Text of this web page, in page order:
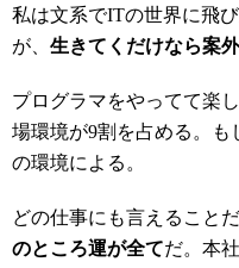
私は文系でITの世界に飛
が、 生きてくだけなら案
プログラマをやってて楽
場環境が9割を占める。
の環境による。
どの仕事にも言えることだ
のところ運が全てだ。本